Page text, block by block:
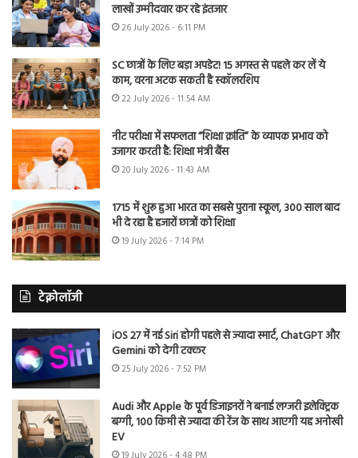
लाखों उम्मीदवार कर रहे इंतजार
26 July 2026 - 6:11 PM
SC छात्रों के लिए बड़ा अपडेट! 15 अगस्त से पहले कर लें ये
काम, वरना अटक सकती है स्कॉलरशिप
22 July 2026 - 11:54 AM
नीट परीक्षा में सफलता “शिक्षा क्रांति” के व्यापक प्रभाव को
उजागर करती है: शिक्षा मंत्री बैंस
20 July 2026 - 11:43 AM
1715 में शुरू हुआ भारत का सबसे पुराना स्कूल, 300 साल बाद
भी दे रहा है हजारों छात्रों को शिक्षा
19 July 2026 - 7:14 PM
टेक्नोलॉजी
iOS 27 में नई Siri होगी पहले से ज्यादा स्मार्ट, ChatGPT और
Gemini को देगी टक्कर
25 July 2026 - 7:52 PM
Audi और Apple के पूर्व डिजाइनरों ने बनाई लग्जरी इलेक्ट्रिक
बग्गी, 100 किमी से ज्यादा की रेंज के साथ आएगी यह अनोखी
EV